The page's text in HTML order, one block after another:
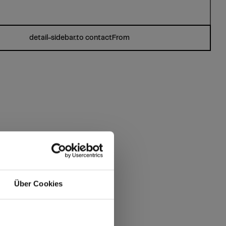
Über Cookies
detail-sidebar.to contactFrom